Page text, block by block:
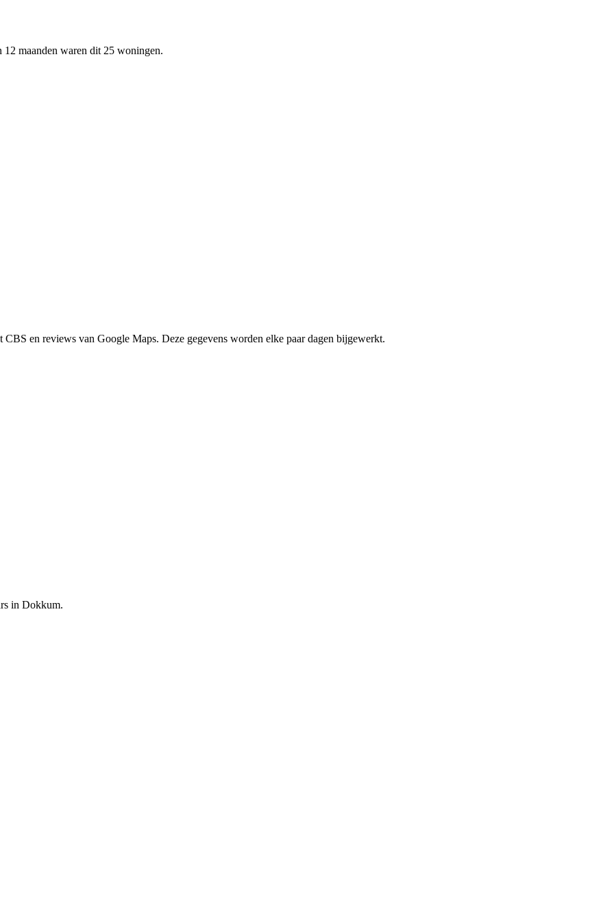
maanden waren dit 25 woningen.
en reviews van Google Maps. Deze gegevens worden elke paar dagen bijgewerkt.
in Dokkum.